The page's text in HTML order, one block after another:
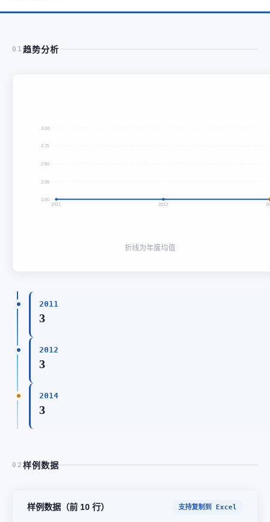
01 趋势分析
3.00
2.75
2.50
2.25
2.00
2011 2012
折线为年度均值
2011
3
2012
3
2014
3
02 样例数据
样例数据（前 10 行） 支持复制到 Excel